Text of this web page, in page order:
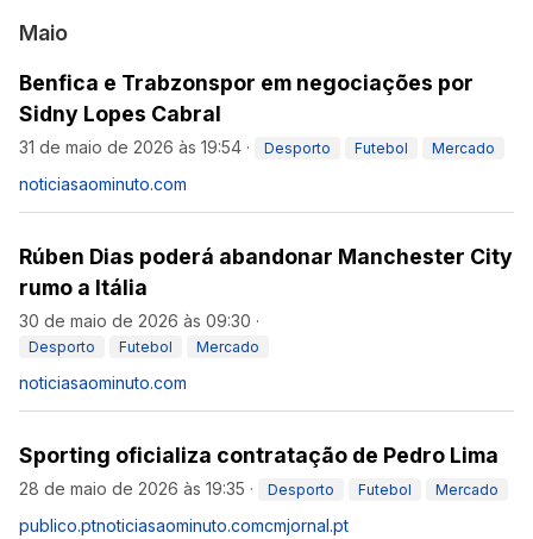
Maio
Benfica e Trabzonspor em negociações por
Sidny Lopes Cabral
31 de maio de 2026 às 19:54 · Desporto Futebol Mercado
noticiasaominuto.com
Rúben Dias poderá abandonar Manchester City
rumo a Itália
30 de maio de 2026 às 09:30 ·
Desporto Futebol Mercado
noticiasaominuto.com
Sporting oficializa contratação de Pedro Lima
28 de maio de 2026 às 19:35 · Desporto Futebol Mercado
publico.ptnoticiasaominuto.comcmjornal.pt